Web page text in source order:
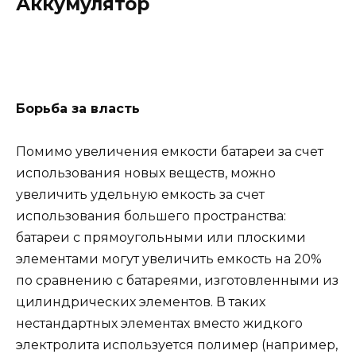
Борьба за власть
Помимо увеличения емкости батареи за счет
использования новых веществ, можно
увеличить удельную емкость за счет
использования большего пространства:
батареи с прямоугольными или плоскими
элементами могут увеличить емкость на 20%
по сравнению с батареями, изготовленными из
цилиндрических элементов. В таких
нестандартных элементах вместо жидкого
электролита используется полимер (например,